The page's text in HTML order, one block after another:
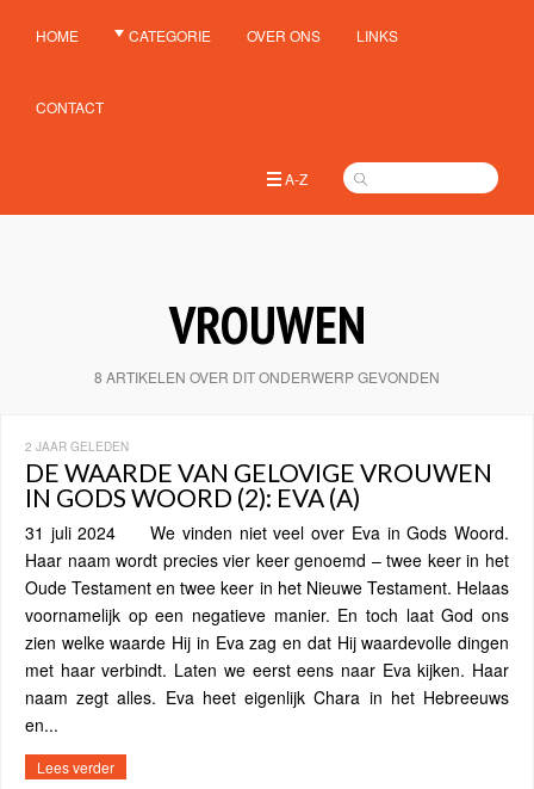
HOME CATEGORIE OVER ONS LINKS
CONTACT
A-Z
VROUWEN
8 ARTIKELEN OVER DIT ONDERWERP GEVONDEN
2 JAAR GELEDEN
DE WAARDE VAN GELOVIGE VROUWEN
IN GODS WOORD (2): EVA (A)
31 juli 2024 We vinden niet veel over Eva in Gods Woord.
Haar naam wordt precies vier keer genoemd – twee keer in het
Oude Testament en twee keer in het Nieuwe Testament. Helaas
voornamelijk op een negatieve manier. En toch laat God ons
zien welke waarde Hij in Eva zag en dat Hij waardevolle dingen
met haar verbindt. Laten we eerst eens naar Eva kijken. Haar
naam zegt alles. Eva heet eigenlijk Chara in het Hebreeuws
en...
Lees verder